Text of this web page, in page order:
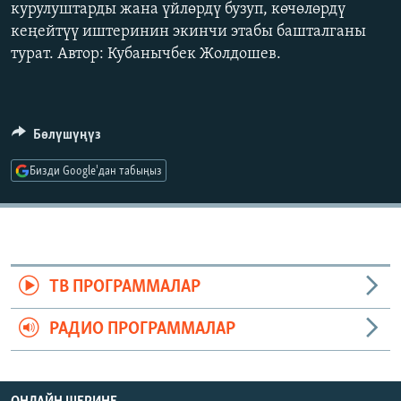
ЭЖЕ-СИҢДИЛЕР
АЗАТТЫК+
ОНЛАЙН ШЕРИНЕ
ЭЕ/АРнун бардык сайттары
курулуштарды жана үйлөрдү бузуп, көчөлөрдү
кеңейтүү иштеринин экинчи этабы башталганы
турат. Автор: Кубанычбек Жолдошев.
Бөлүшүңүз
Бизди Google'дан табыңыз
ТВ ПРОГРАММАЛАР
РАДИО ПРОГРАММАЛАР